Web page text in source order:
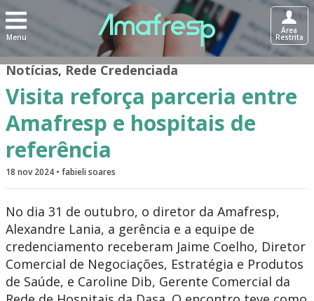
Menu
Área
Restrita
Notícias,Rede Credenciada
Visita reforça parceria entre
Amafresp e hospitais de
referência
18 nov 2024 • fabieli soares
No dia 31 de outubro, o diretor da Amafresp,
Alexandre Lania, a gerência e a equipe de
credenciamento receberam Jaime Coelho, Diretor
Comercial de Negociações, Estratégia e Produtos
de Saúde, e Caroline Dib, Gerente Comercial da